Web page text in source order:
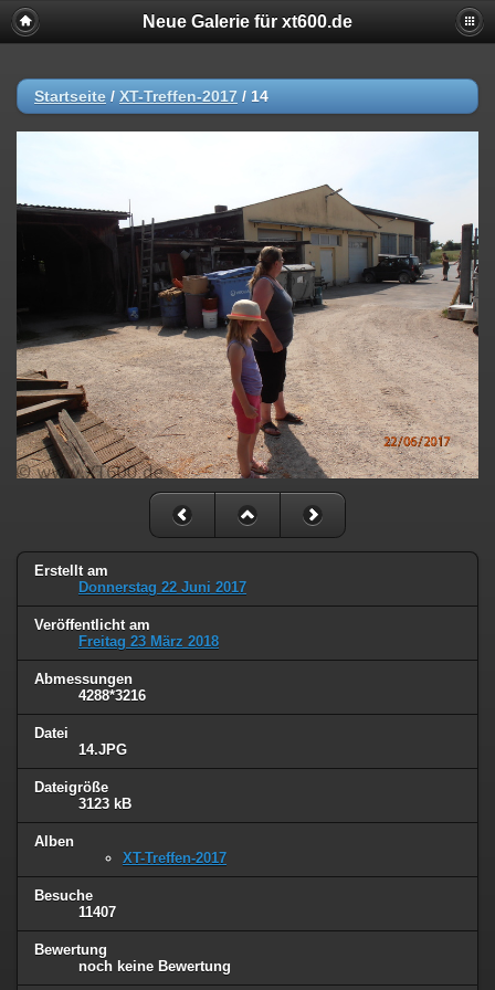
Neue Galerie für xt600.de
Startseite / XT-Treffen-2017 / 14
Erstellt am
Donnerstag 22 Juni 2017
Veröffentlicht am
Freitag 23 März 2018
Abmessungen
4288*3216
Datei
14.JPG
Dateigröße
3123 kB
Alben
XT-Treffen-2017
Besuche
11407
Bewertung
noch keine Bewertung